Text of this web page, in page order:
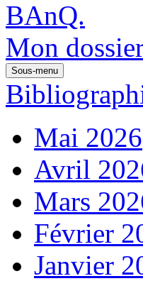
Mon
Sous-menu
Mai 2026
Avril
Mars
Février
Janvier